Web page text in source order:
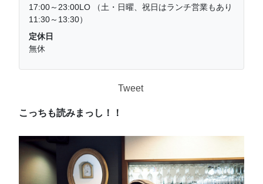
17:00～23:00LO （土・日曜、祝日はランチ営業もあり
11:30～13:30）
定休日
無休
Tweet
こっちも読みまっし！！